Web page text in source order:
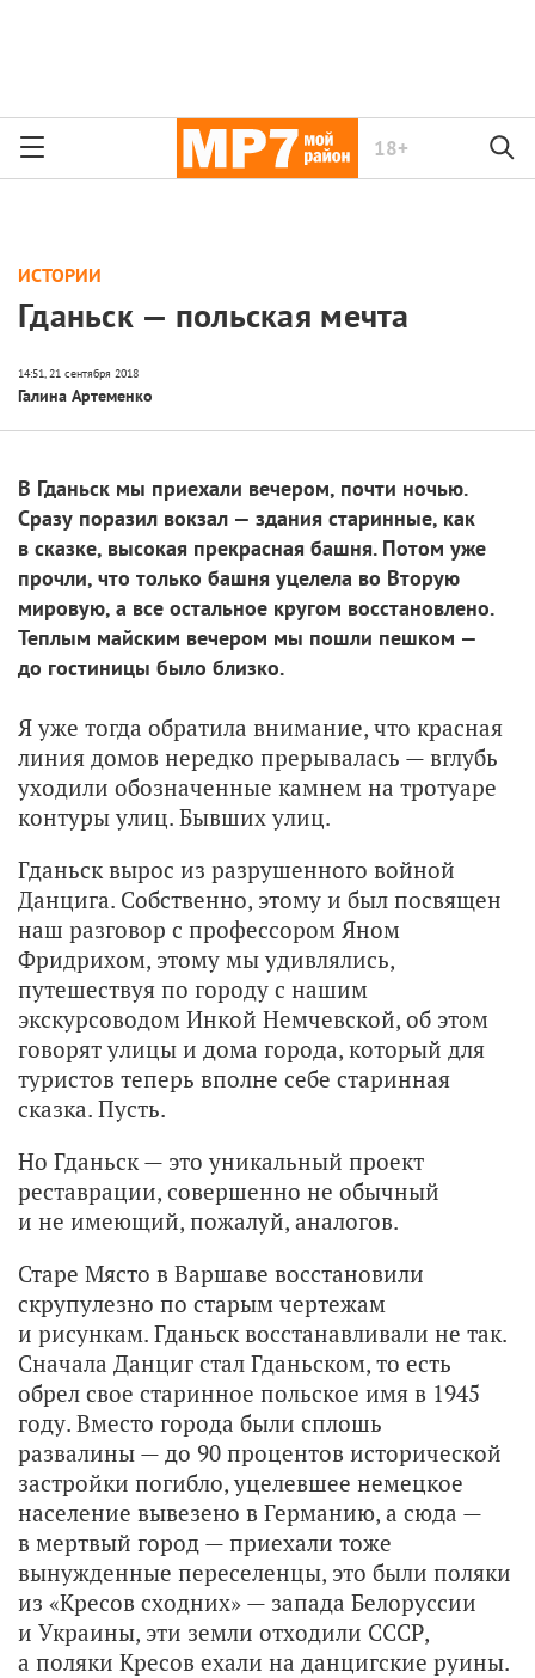
18+
ИСТОРИИ
Гданьск — польская мечта
Галина Артеменко
В Гданьск мы приехали вечером, почти ночью.
Сразу поразил вокзал — здания старинные, как
в сказке, высокая прекрасная башня. Потом уже
прочли, что только башня уцелела во Вторую
мировую, а все остальное кругом восстановлено.
Теплым майским вечером мы пошли пешком —
до гостиницы было близко.
Я уже тогда обратила внимание, что красная
линия домов нередко прерывалась — вглубь
уходили обозначенные камнем на тротуаре
контуры улиц. Бывших улиц.
Гданьск вырос из разрушенного войной
Данцига. Собственно, этому и был посвящен
наш разговор с профессором Яном
Фридрихом, этому мы удивлялись,
путешествуя по городу с нашим
экскурсоводом Инкой Немчевской, об этом
говорят улицы и дома города, который для
туристов теперь вполне себе старинная
сказка. Пусть.
Но Гданьск — это уникальный проект
реставрации, совершенно не обычный
и не имеющий, пожалуй, аналогов.
Старе Място в Варшаве восстановили
скрупулезно по старым чертежам
и рисункам. Гданьск восстанавливали не так.
Сначала Данциг стал Гданьском, то есть
обрел свое старинное польское имя в 1945
году. Вместо города были сплошь
развалины — до 90 процентов исторической
застройки погибло, уцелевшее немецкое
население вывезено в Германию, а сюда —
в мертвый город — приехали тоже
вынужденные переселенцы, это были поляки
из «Кресов сходних» — запада Белоруссии
и Украины, эти земли отходили СССР,
а поляки Кресов ехали на данцигские руины.